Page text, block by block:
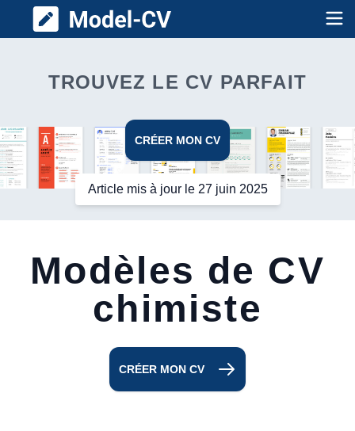
Model CV
TROUVEZ LE CV PARFAIT
CRÉER MON CV
Article mis à jour le 27 juin 2025
Modèles de CV
chimiste
CRÉER MON CV